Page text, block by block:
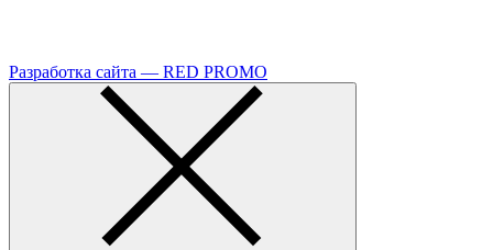
Разработка сайта — RED PROMO